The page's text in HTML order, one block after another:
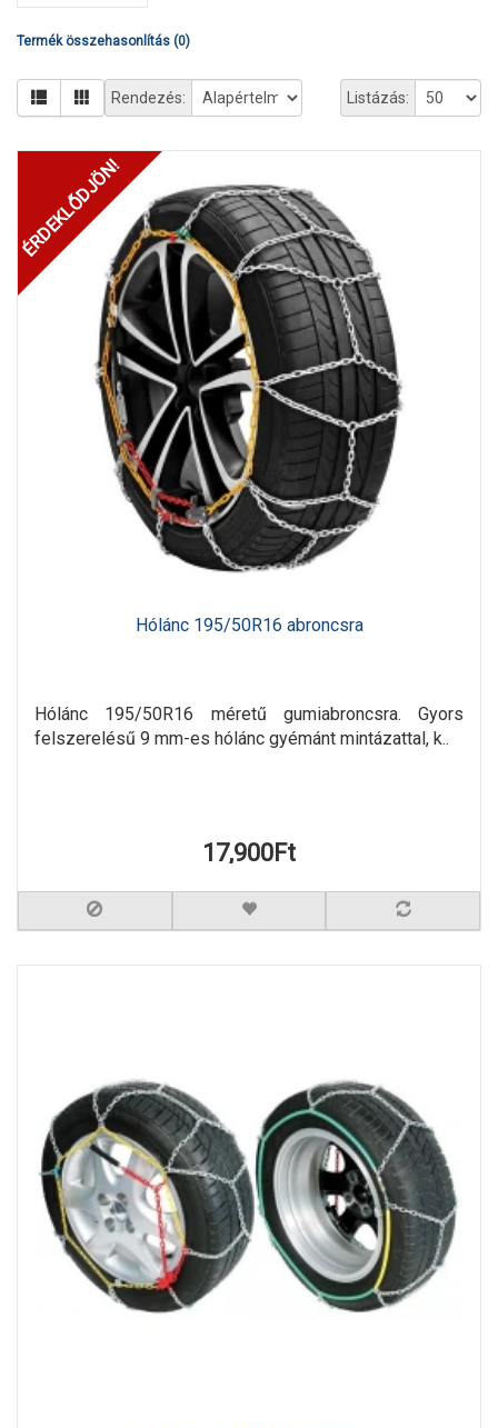
Termék összehasonlítás (0)
Listázás:
Rendezés:
ÉRDEKLŐDJÖN!
Hólánc 195/50R16 abroncsra
Hólánc 195/50R16 méretű gumiabroncsra. Gyors
felszerelésű 9 mm-es hólánc gyémánt mintázattal, k..
17,900Ft